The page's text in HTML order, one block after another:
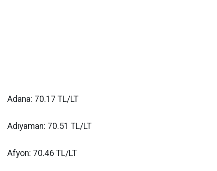
Adana: 70.17 TL/LT
Adıyaman: 70.51 TL/LT
Afyon: 70.46 TL/LT